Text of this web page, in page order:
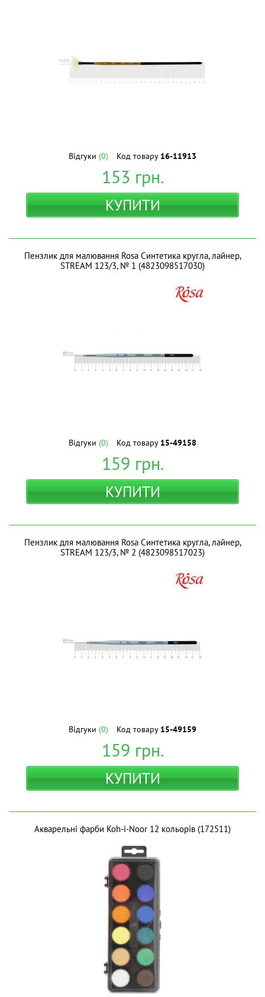
Відгуки (0) Код товару 16-11913
153 грн.
КУПИТИ
Пензлик для малювання Rosa Синтетика кругла, лайнер,
STREAM 123/3, № 1 (4823098517030)
Відгуки (0) Код товару 15-49158
159 грн.
КУПИТИ
Пензлик для малювання Rosa Синтетика кругла, лайнер,
STREAM 123/3, № 2 (4823098517023)
Відгуки (0) Код товару 15-49159
159 грн.
КУПИТИ
Акварельні фарби Koh-i-Noor 12 кольорів (172511)